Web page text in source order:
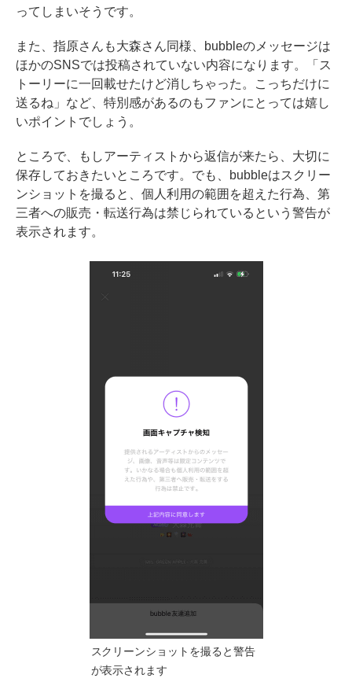
ってしまいそうです。
また、指原さんも大森さん同様、bubbleのメッセージは
ほかのSNSでは投稿されていない内容になります。「ス
トーリーに一回載せたけど消しちゃった。こっちだけに
送るね」など、特別感があるのもファンにとっては嬉し
いポイントでしょう。
ところで、もしアーティストから返信が来たら、大切に
保存しておきたいところです。でも、bubbleはスクリー
ンショットを撮ると、個人利用の範囲を超えた行為、第
三者への販売・転送行為は禁じられているという警告が
表示されます。
スクリーンショットを撮ると警告
が表示されます